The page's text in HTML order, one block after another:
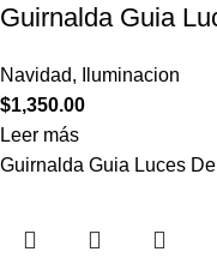
Guirnalda Guia
Navidad,
Iluminacion
$1,350.00
Leer más
Guirnalda Guia Luces